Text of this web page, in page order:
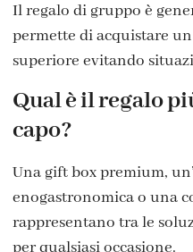
Il regalo di gruppo è
permette di acquistare
superiore evitando
Qual è il regalo
capo?
Una gift box premium,
enogastronomica o una
rappresentano tra le
per qualsiasi occasione.